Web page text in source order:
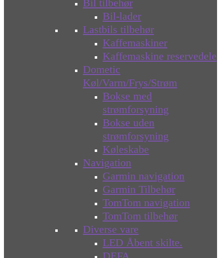
Bil tilbehør
Bil-lader
Lastbils tilbehør
Kaffemaskiner
Kaffemaskine reservedele
Dometic
Køl/Varm/Frys/Strøm
Bokse med
strømforsyning
Bokse uden
strømforsyning
Køleskabe
Navigation
Garmin navigation
Garmin Tilbehør
TomTom navigation
TomTom tilbehør
Diverse vare
LED Åbent skilte.